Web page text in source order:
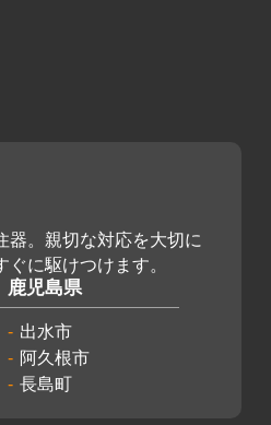
器。親切な対応を大切に
ぐに駆けつけます。
鹿児島県
出水市
阿久根市
長島町